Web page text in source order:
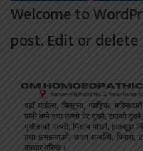
Welcome to
post. Edit or